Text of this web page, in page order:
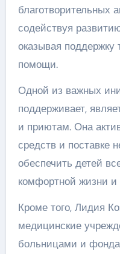
благотворительных
содействуя
оказывая поддержку
помощи.
Одной из важных
поддерживает,
и приютам. Она
средств и поставке
обеспечить детей
комфортной жизни и
Кроме того, Лидия
медицинские
больницами и